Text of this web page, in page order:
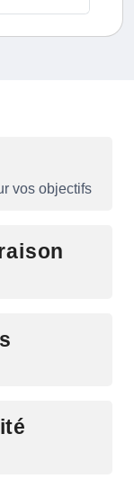
vos objectifs